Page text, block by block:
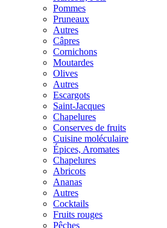
Pommes
Pruneaux
Autres
Câpres
Cornichons
Moutardes
Olives
Autres
Escargots
Saint-Jacques
Chapelures
Conserves de fruits
Cuisine moléculaire
Épices, Aromates
Chapelures
Abricots
Ananas
Autres
Cocktails
Fruits rouges
Pêches